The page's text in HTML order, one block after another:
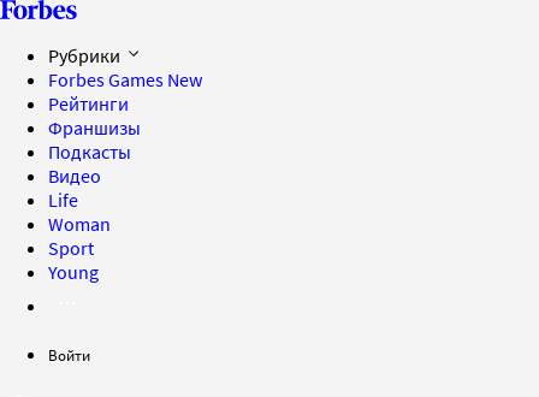
Рубрики
Forbes Games New
Рейтинги
Франшизы
Подкасты
Видео
Life
Woman
Sport
Young
Войти